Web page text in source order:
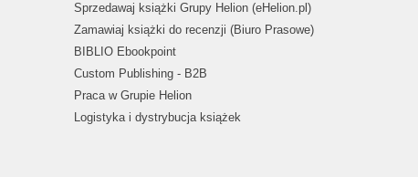
Sprzedawaj książki Grupy Helion (eHelion.pl)
Zamawiaj książki do recenzji (Biuro Prasowe)
BIBLIO Ebookpoint
Custom Publishing - B2B
Praca w Grupie Helion
Logistyka i dystrybucja książek